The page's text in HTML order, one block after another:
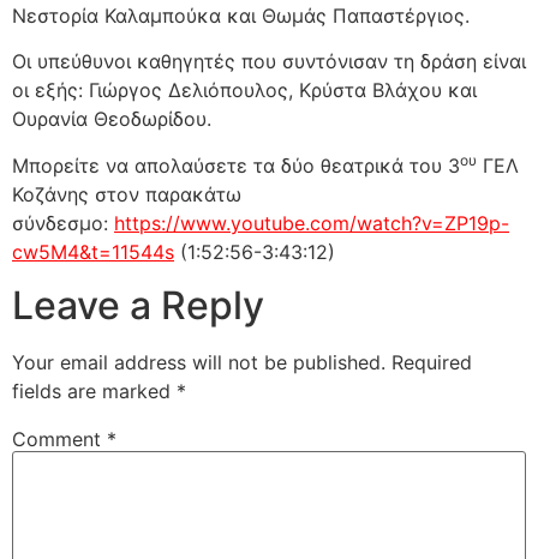
Νεστορία Καλαμπούκα και Θωμάς Παπαστέργιος.
Οι υπεύθυνοι καθηγητές που συντόνισαν τη δράση είναι
οι εξής: Γιώργος Δελιόπουλος, Κρύστα Βλάχου και
Ουρανία Θεοδωρίδου.
Μπορείτε να απολαύσετε τα δύο θεατρικά του 3ου ΓΕΛ
Κοζάνης στον παρακάτω
σύνδεσμο: https://www.youtube.com/watch?v=ZP19p-
cw5M4&t=11544s (1:52:56-3:43:12)
Leave a Reply
Your email address will not be published. Required
fields are marked *
Comment *